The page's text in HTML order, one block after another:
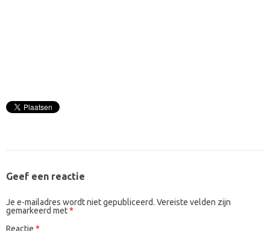
Geef een reactie
Je e-mailadres wordt niet gepubliceerd. Vereiste velden zijn
gemarkeerd met*
Reactie *